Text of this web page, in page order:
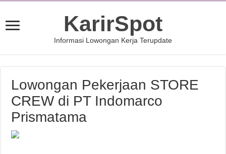
KarirSpot
Informasi Lowongan Kerja Terupdate
Lowongan Pekerjaan STORE
CREW di PT Indomarco
Prismatama